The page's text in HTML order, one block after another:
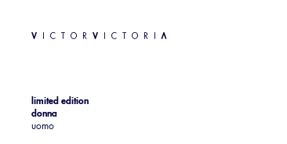
limited edition
donna
uomo